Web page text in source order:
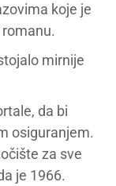
koje je
mirnije
da bi
osiguranjem.
za sve
je 1966.